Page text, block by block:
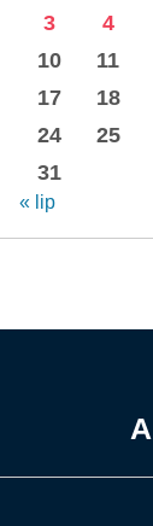
3
4
10
11
17
18
24
25
31
« lip